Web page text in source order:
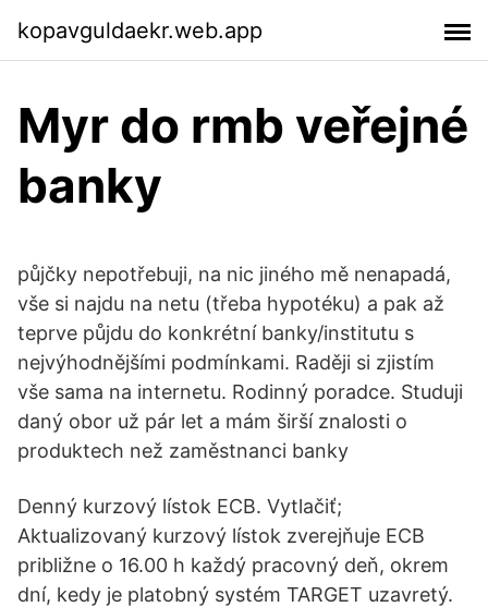
kopavguldaekr.web.app
Myr do rmb veřejné
banky
půjčky nepotřebuji, na nic jiného mě nenapadá,
vše si najdu na netu (třeba hypotéku) a pak až
teprve půjdu do konkrétní banky/institutu s
nejvýhodnějšími podmínkami. Raději si zjistím
vše sama na internetu. Rodinný poradce. Studuji
daný obor už pár let a mám širší znalosti o
produktech než zaměstnanci banky
Denný kurzový lístok ECB. Vytlačiť;
Aktualizovaný kurzový lístok zverejňuje ECB
približne o 16.00 h každý pracovný deň, okrem
dní, kedy je platobný systém TARGET uzavretý.